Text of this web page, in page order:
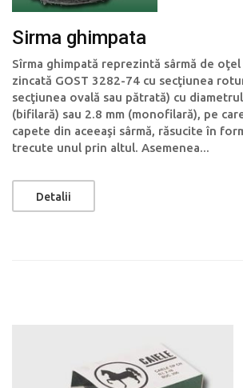
Sirma ghimpata
Sîrma ghimpată reprezintă sârmă de oţel
zincată GOST 3282-74 cu secţiunea
secţiunea ovală sau pătrată) cu
(bifilară) sau 2.8 mm (monofilară), pe
capete din aceeaşi sârmă, răsucite în
trecute unul prin altul. Asemenea...
Detalii